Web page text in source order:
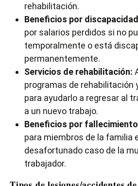
rehabilitación.
Beneficios por
por salarios perdidos si no
temporalmente o está
permanentemente.
Servicios de rehabilitación:
programas de rehabilitación
para ayudarlo a regresar al
a un nuevo trabajo.
Beneficios por
para miembros de la familia
desafortunado caso de la
trabajador.